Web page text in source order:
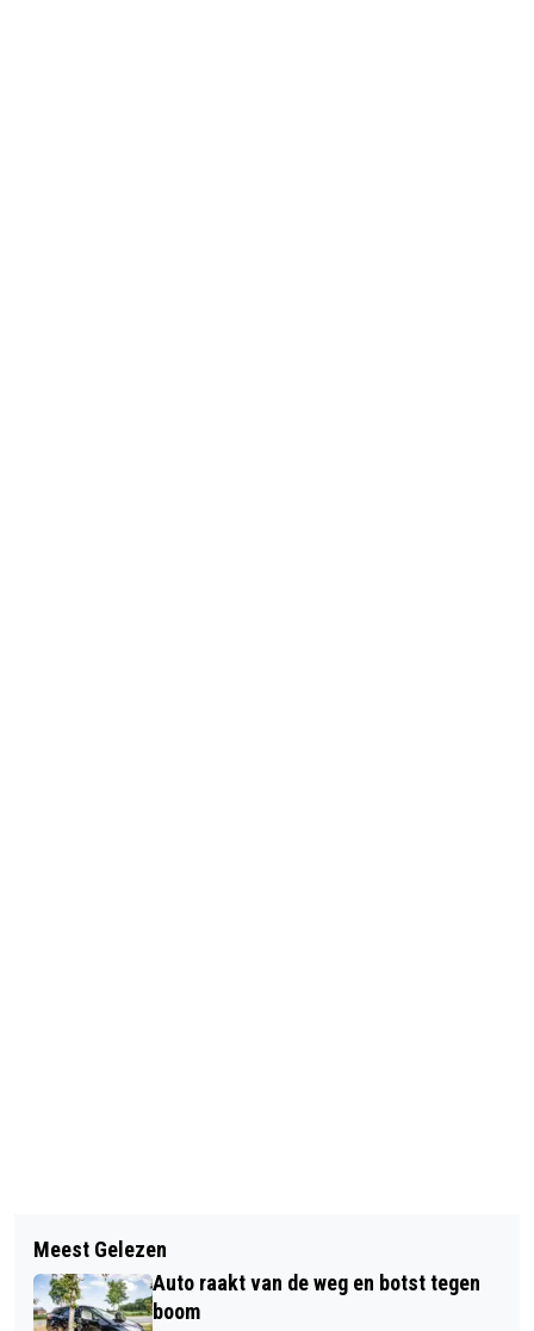
IN BEELD: GROOTSCHALIGE POLITIE-
INZET BIJ DEMONSTRATIES ROND
AZC IN TER APEL
POLITIE START ZOEKACTIE NAAR
VERMISTE 42-JARIGE VROUW
Meest Gelezen
Auto raakt van de weg en botst tegen
boom